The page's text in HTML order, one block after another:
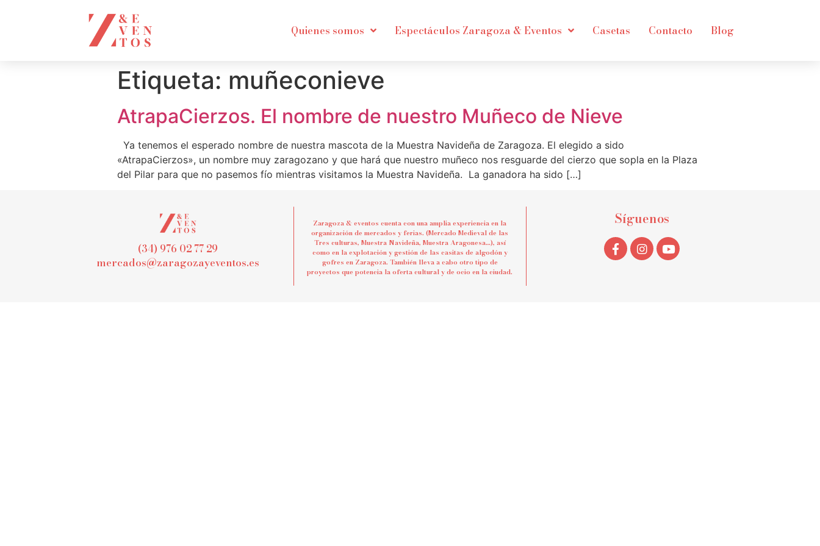
Quienes somos Espectáculos Zaragoza & Eventos Casetas Contacto Blog
Etiqueta: muñeconieve
AtrapaCierzos. El nombre de nuestro Muñeco de Nieve
Ya tenemos el esperado nombre de nuestra mascota de la Muestra Navideña de Zaragoza. El elegido a sido
«AtrapaCierzos», un nombre muy zaragozano y que hará que nuestro muñeco nos resguarde del cierzo que sopla en la Plaza
del Pilar para que no pasemos fío mientras visitamos la Muestra Navideña. La ganadora ha sido […]
(34) 976 02 77 29
mercados@zaragozayeventos.es
Zaragoza & eventos cuenta con una amplia experiencia en la
organización de mercados y ferias. (Mercado Medieval de las
Tres culturas, Muestra Navideña, Muestra Aragonesa…), así
como en la explotación y gestión de las casitas de algodón y
gofres en Zaragoza. También lleva a cabo otro tipo de
proyectos que potencia la oferta cultural y de ocio en la ciudad.
Síguenos